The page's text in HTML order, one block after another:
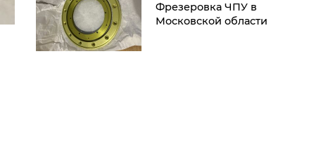
Фрезеровка ЧПУ в
Московской области